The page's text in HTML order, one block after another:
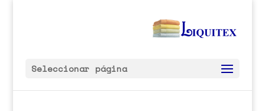
Seleccionar página